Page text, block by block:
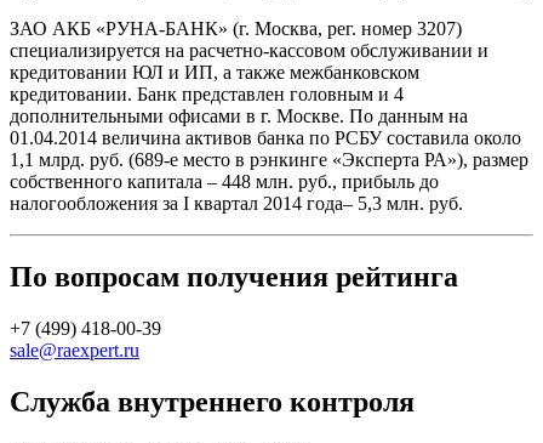
ЗАО АКБ «РУНА-БАНК» (г. Москва, рег. номер 3207)
специализируется на расчетно-кассовом обслуживании и
кредитовании ЮЛ и ИП, а также межбанковском
кредитовании. Банк представлен головным и 4
дополнительными офисами в г. Москве. По данным на
01.04.2014 величина активов банка по РСБУ составила около
1,1 млрд. руб. (689-е место в рэнкинге «Эксперта РА»), размер
собственного капитала – 448 млн. руб., прибыль до
налогообложения за I квартал 2014 года– 5,3 млн. руб.
По вопросам получения рейтинга
+7 (499) 418-00-39
sale@raexpert.ru
Служба внутреннего контроля